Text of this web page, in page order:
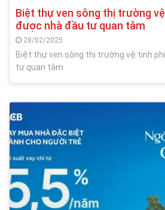
Biệt thự ven sông thị trường
được nhà đầu tư quan tâm
28/02/2025
Biệt thự ven sông thị trường vệ tinh
tư quan tâm